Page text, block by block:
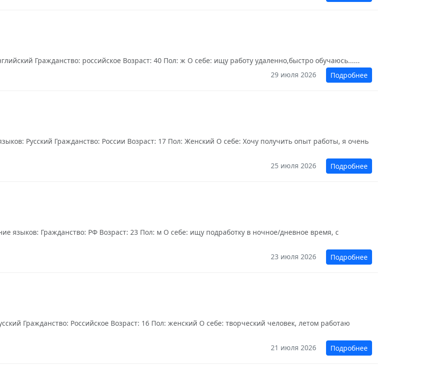
Гражданство: российское Возраст: 40 Пол: ж О себе: ищу работу удаленно,быстро обучаюсь......
29 июля 2026
Подробнее
Русский Гражданство: России Возраст: 17 Пол: Женский О себе: Хочу получить опыт работы, я очень
25 июля 2026
Подробнее
языков: Гражданство: РФ Возраст: 23 Пол: м О себе: ищу подработку в ночное/дневное время, с
23 июля 2026
Подробнее
Гражданство: Российское Возраст: 16 Пол: женский О себе: творческий человек, летом работаю
21 июля 2026
Подробнее